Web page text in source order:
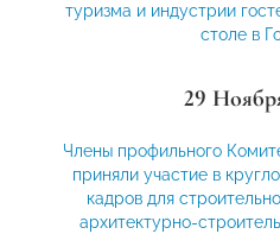
туризма и индустрии
столе в
29
Члены профильного
приняли участие в
кадров для
архитектурно-